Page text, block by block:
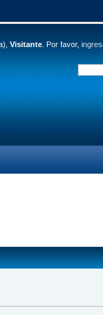
Visitante. Por favor,